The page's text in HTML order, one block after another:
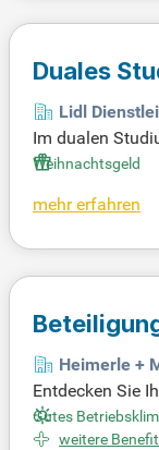
Duales
Lidl
Im dualen
rnimmst
hätzung sowie
Weihnachtsgeld
mehr erfahren
Heimerle +
Entdecken Sie
d innovative
e gestalten.
Gutes
weitere